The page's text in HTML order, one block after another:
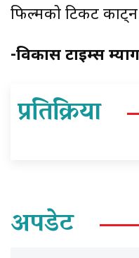
फिल्मको टिकट काट्न
-विकास टाइम्स
प्रतिक्रिया
अपडेट